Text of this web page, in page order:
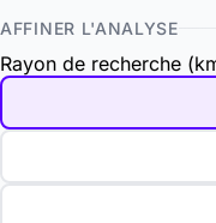
AFFINER L'ANALYSE
Rayon de recherche